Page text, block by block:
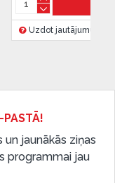
par šo preci
PASTĀ!
jaunākās ziņas
programmai jau